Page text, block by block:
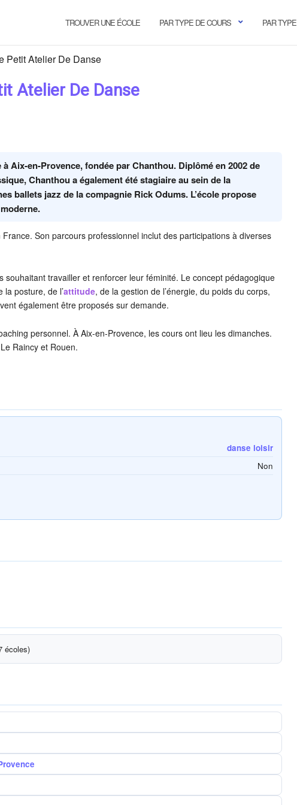
TROUVER UNE ÉCOLE PAR TYPE DE COURS PAR TYPE
Petit Atelier De Danse
Atelier De Danse
Aix-en-Provence, fondée par Chanthou. Diplômé en 2002 de
Chanthou a également été stagiaire au sein de la
ballets jazz de la compagnie Rick Odums. L’école propose
Son parcours professionnel inclut des participations à diverses
travailler et renforcer leur féminité. Le concept pédagogique
posture, de l’attitude, de la gestion de l’énergie, du poids du corps,
également être proposés sur demande.
personnel. À Aix-en-Provence, les cours ont lieu les dimanches.
Raincy et Rouen.
danse loisir
Non
écoles)